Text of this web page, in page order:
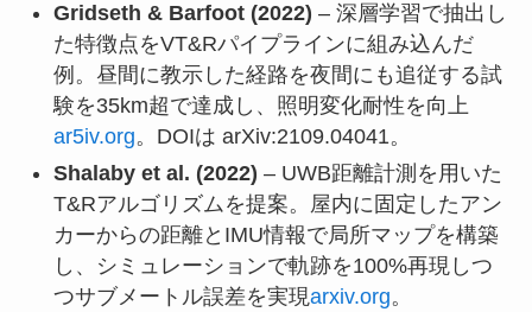
Gridseth & Barfoot (2022) – 深層学習で抽出し
た特徴点をVT&Rパイプラインに組み込んだ
例。昼間に教示した経路を夜間にも追従する試
験を35km超で達成し、照明変化耐性を向上
ar5iv.org。DOIは arXiv:2109.04041。
Shalaby et al. (2022) – UWB距離計測を用いた
T&Rアルゴリズムを提案。屋内に固定したアン
カーからの距離とIMU情報で局所マップを構築
し、シミュレーションで軌跡を100%再現しつ
つサブメートル誤差を実現arxiv.org。